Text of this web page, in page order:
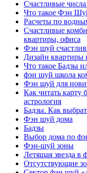
Счастливые
Что такое Фэн
Расчеты по
Счастливые
квартиры, офиса
Фэн шуй
Дизайн
Что такое Бадзы
фэн шуй школа
Фэн шуй для
Как читать карту
астрология
Бадзы. Как
Фэн шуй дома
Бадзы
Выбор дома по
Фэн-шуй зоны
Летящая звезда в
Отсутствующие